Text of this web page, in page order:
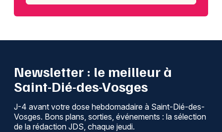
Newsletter : le meilleur à
Saint-Dié-des-Vosges
J-4 avant votre dose hebdomadaire à Saint-Dié-des-
Vosges. Bons plans, sorties, événements : la sélection
de la rédaction JDS, chaque jeudi.